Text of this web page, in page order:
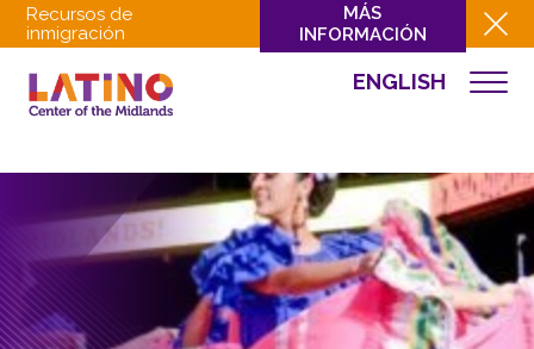
Recursos de
inmigración
MÁS
INFORMACIÓN
ENGLISH
QUIÉNES SOMOS
INVOLUCRARSE
EVENTOS
NOTICIAS
EVENTOS